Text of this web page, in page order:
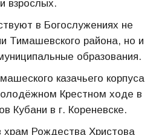
взрослых.
в Богослужениях не
Тимашевского района, но и
образования.
казачьего корпуса
Крестном ходе в
Кубани в г. Кореневске.
храм Рождества Христова